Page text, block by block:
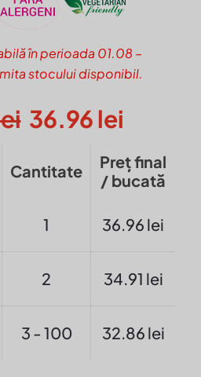
în perioada 01.08 –
stocului disponibil.
36.96lei
Cantitate
Preț final
/ bucată
1 36.96 lei
2 34.91 lei
3 - 100 32.86 lei